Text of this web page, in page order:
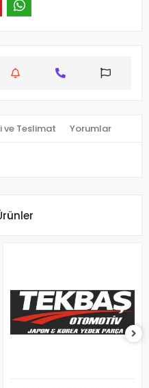
ve Teslimat Yorumlar